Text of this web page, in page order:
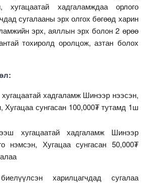
хугацаатай хадгаламждаа орлого
сугалааны эрх олгох бөгөөд харин
эрх, аяллын эрх болон 2 өрөө
тохиролд оролцож, азтан болох
хадгаламж Шинээр нээсэн,
Хугацаа сунгасан 100,000₮ тутамд 1ш
хугацаатай хадгаламж Шинээр
нэмсэн, Хугацаа сунгасан 50,000₮
харилцагчдад сугалаа